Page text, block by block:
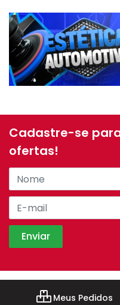
Cadastre-se
ofertas!
Meus Pedidos